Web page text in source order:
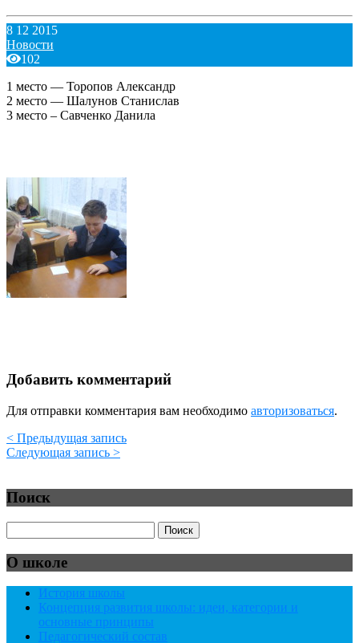
8 12 2015
Новости
102
1 место — Торопов Александр
2 место — Шалунов Станислав
3 место – Савченко Данила
Добавить комментарий
Для отправки комментария вам необходимо авторизоваться.
< Предыдущая запись
Следующая запись >
Поиск
О школе
История школы
Концепция развития школы: идеи, категории и
основные принципы
Педагогический состав